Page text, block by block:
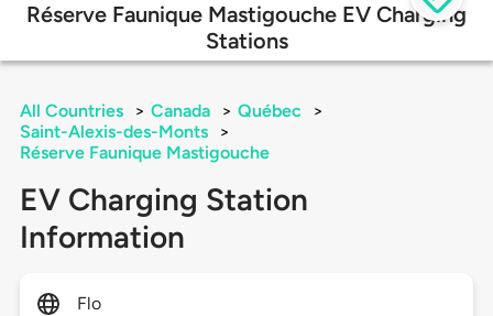
Réserve Faunique Mastigouche EV Charging
Stations
All Countries > Canada > Québec
>
Saint-Alexis-des-Monts
>
Réserve Faunique Mastigouche
EV Charging Station
Information
Flo